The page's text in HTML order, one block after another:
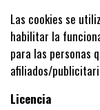
Las cookies se
habilitar la
para las personas
afiliados/
Licencia